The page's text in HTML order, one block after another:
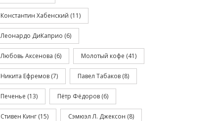
Константин Хабенский (11)
Леонардо ДиКаприо (6)
Любовь Аксенова (6) Молотый кофе (41)
Никита Ефремов (7) Павел Табаков (8)
Печенье (13) Пётр Фёдоров (6)
Стивен Кинг (15) Сэмюэл Л. Джексон (8)